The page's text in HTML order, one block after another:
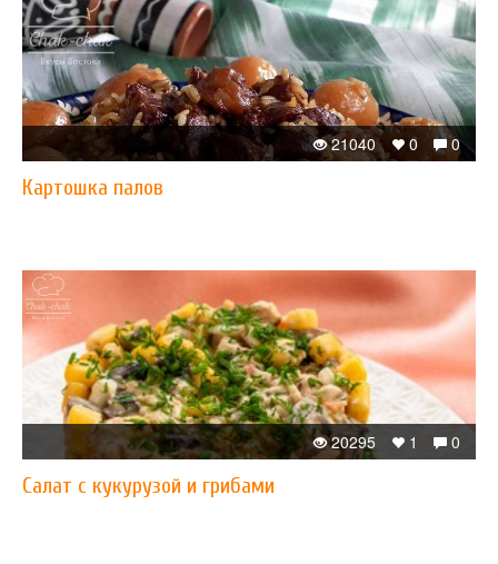
0
0
21040
​Картошка палов
0
1
20295
Салат с кукурузой и грибами